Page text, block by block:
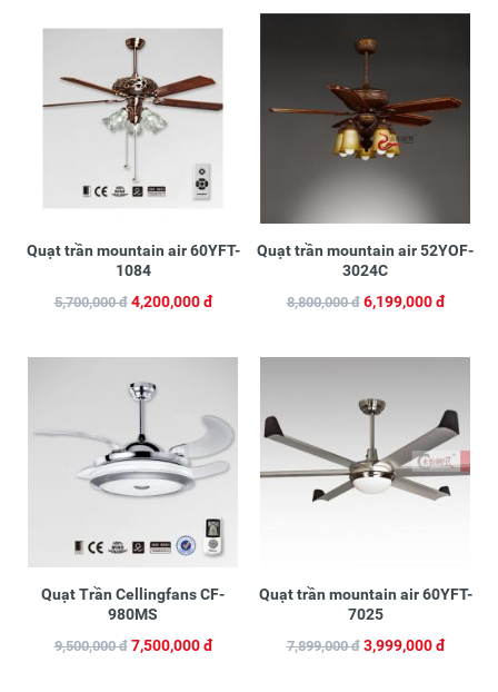
Quạt trần mountain air 60YFT-
1084
5,700,000 đ 4,200,000 đ
Quạt trần mountain air 52YOF-
3024C
8,800,000 đ 6,199,000 đ
Quạt Trần Cellingfans CF-
980MS
9,500,000 đ 7,500,000 đ
Quạt trần mountain air 60YFT-
7025
7,899,000 đ 3,999,000 đ